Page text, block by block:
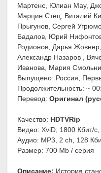
Мартенс, Юлиан Мау,
Марцин Стец, Виталий
Прыгунов, Сергей
Бадалов, Юрий
Родионов, Дарья
Александр Назаров ,
Иванова, Мария
Выпущено: Россия,
Продолжительность: ~
Перевод: Оригинал
Качество: HDTVRip
Видео: XviD, 1800 Кбит/
Аудио: MP3, 2 ch, 128
Размер: 700 Mb / серия
Описание: История